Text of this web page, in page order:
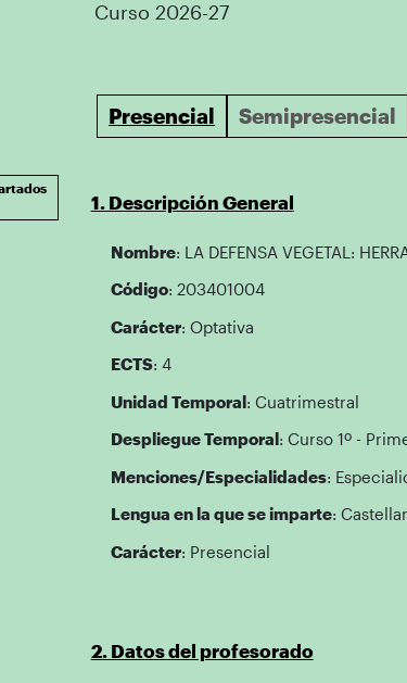
Curso 2026-27
Presencial Semipresencial
1. Descripción General
Nombre: LA DEFENSA VEGETAL:
Código: 203401004
Carácter: Optativa
ECTS: 4
Unidad Temporal: Cuatrimestral
Despliegue Temporal: Curso 1º -
Menciones/Especialidades:
Lengua en la que se imparte:
Carácter: Presencial
2. Datos del profesorado